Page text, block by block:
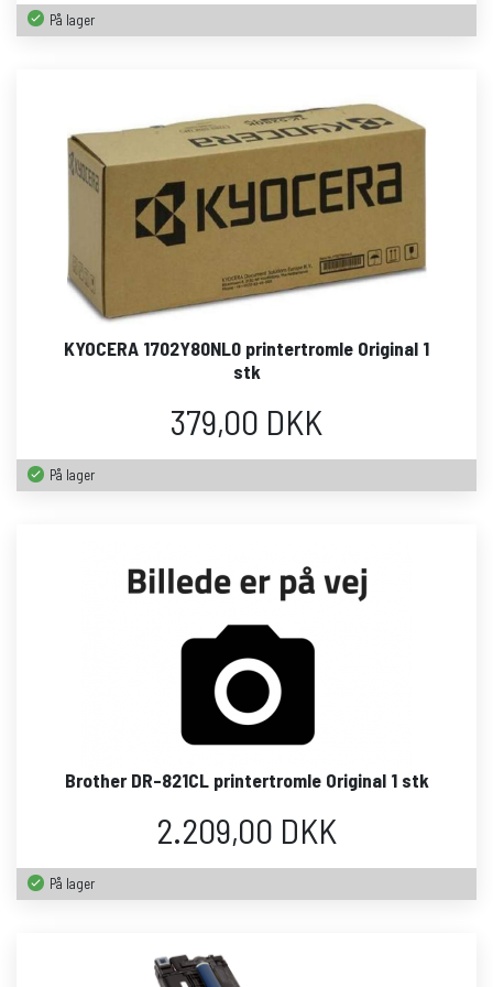
På lager
KYOCERA 1702Y80NL0 printertromle Original 1
stk
379,00 DKK
På lager
Brother DR-821CL printertromle Original 1 stk
2.209,00 DKK
På lager